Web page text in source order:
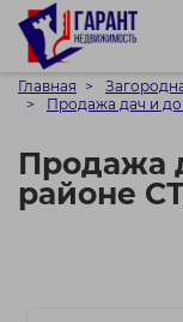
Главная
Продажа дач и
Продажа
районе